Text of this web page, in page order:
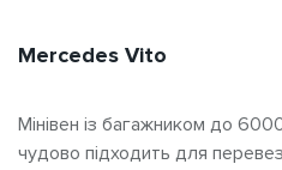
Mercedes Vito
Мінівен із багажником до
чудово підходить для